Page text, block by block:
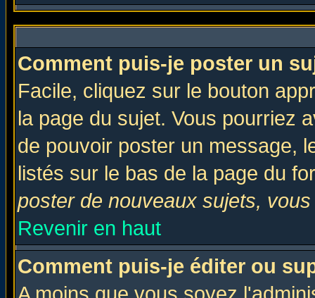
Comment puis-je poster un
Facile, cliquez sur le bouton
la page du sujet. Vous pourriez
de pouvoir poster un message,
listés sur le bas de la page du
poster de nouveaux sujets,
Revenir en haut
Comment puis-je éditer ou